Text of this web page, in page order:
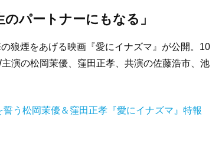
パートナーにもなる」
狼煙をあげる映画『愛にイナズマ』が公開。10
演の松岡茉優、窪田正孝、共演の佐藤浩市、池
う松岡茉優＆窪田正孝『愛にイナズマ』特報